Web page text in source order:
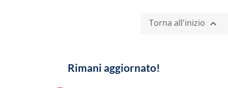
Torna all'inizio 
Rimani aggiornato!